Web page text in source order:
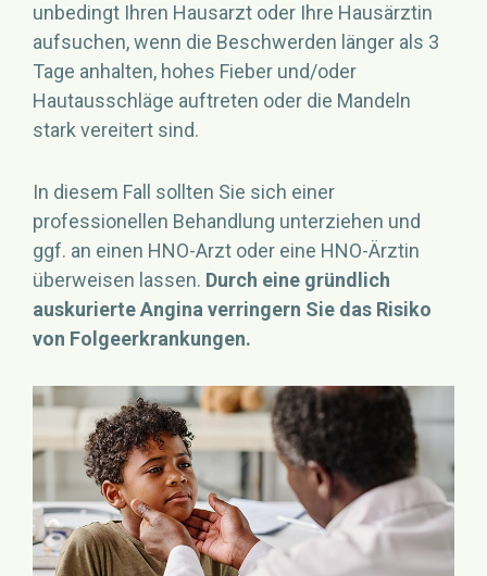
unbedingt Ihren Hausarzt oder Ihre Hausärztin
aufsuchen, wenn die Beschwerden länger als 3
Tage anhalten, hohes Fieber und/oder
Hautausschläge auftreten oder die Mandeln
stark vereitert sind.
In diesem Fall sollten Sie sich einer
professionellen Behandlung unterziehen und
ggf. an einen HNO-Arzt oder eine HNO-Ärztin
überweisen lassen. Durch eine gründlich
auskurierte Angina verringern Sie das Risiko
von Folgeerkrankungen.